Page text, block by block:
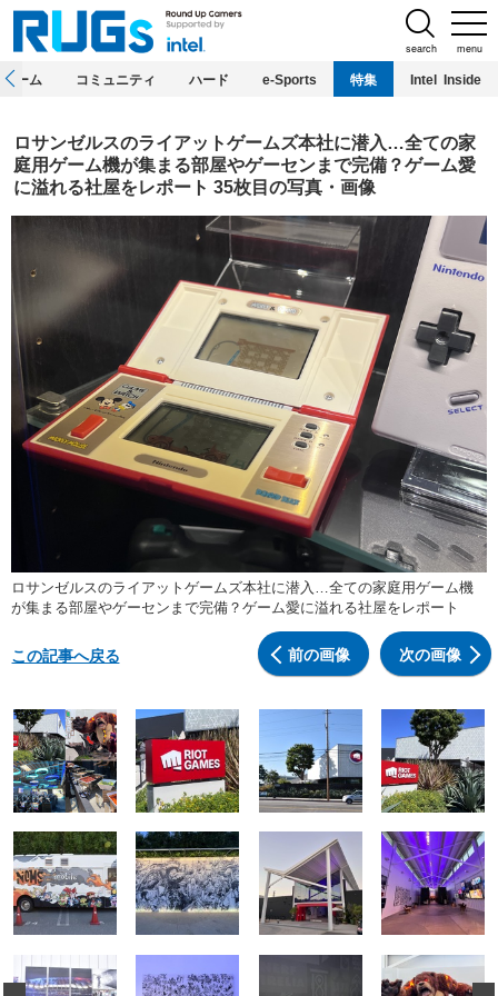
menu
search
ホーム コミュニティ ハード e-Sports 特集 Intel Inside
ロサンゼルスのライアットゲームズ本社に潜入…全ての家
庭用ゲーム機が集まる部屋やゲーセンまで完備？ゲーム愛
に溢れる社屋をレポート 35枚目の写真・画像
ロサンゼルスのライアットゲームズ本社に潜入…全ての家庭用ゲーム機
が集まる部屋やゲーセンまで完備？ゲーム愛に溢れる社屋をレポート
前の画像 次の画像
この記事へ戻る